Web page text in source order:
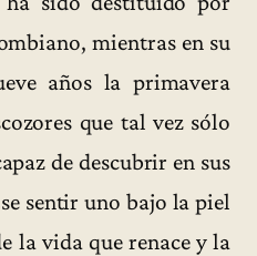
mientras en su
años la primavera
que tal vez sólo
de descubrir en sus
sentir uno bajo la piel
la vida que renace y la